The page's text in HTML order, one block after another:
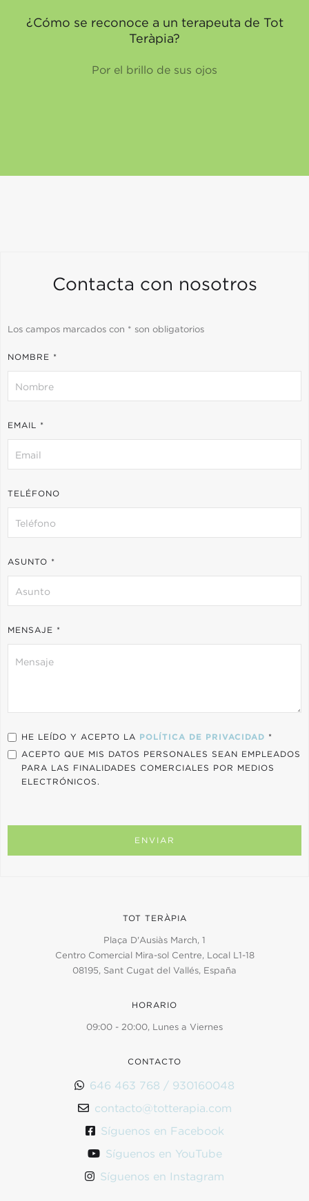
¿Cómo se reconoce a un terapeuta de Tot
Teràpia?
Por el brillo de sus ojos
Contacta con nosotros
Los campos marcados con * son obligatorios
NOMBRE *
EMAIL *
TELÉFONO
ASUNTO *
MENSAJE *
HE LEÍDO Y ACEPTO LA POLÍTICA DE PRIVACIDAD *
ACEPTO QUE MIS DATOS PERSONALES SEAN EMPLEADOS
PARA LAS FINALIDADES COMERCIALES POR MEDIOS
ELECTRÓNICOS.
TOT TERÀPIA
Plaça D'Ausiàs March, 1
Centro Comercial Mira-sol Centre, Local L1-18
08195, Sant Cugat del Vallés, España
HORARIO
09:00 - 20:00, Lunes a Viernes
CONTACTO
 646 463 768 / 930160048
 contacto@totterapia.com
 Síguenos en Facebook
 Síguenos en YouTube
 Síguenos en Instagram